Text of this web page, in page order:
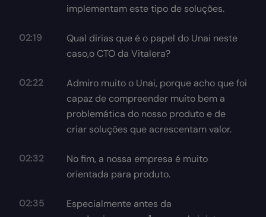
implementam este tipo de soluções.
02:19
Qual dirias que é o papel do Unai neste
caso,o CTO da Vitalera?
02:22
Admiro muito o Unai, porque acho que foi
capaz de compreender muito bem a
problemática do nosso produto e de
criar soluções que acrescentam valor.
02:32
No fim, a nossa empresa é muito
orientada para produto.
02:35
Especialmente antes da